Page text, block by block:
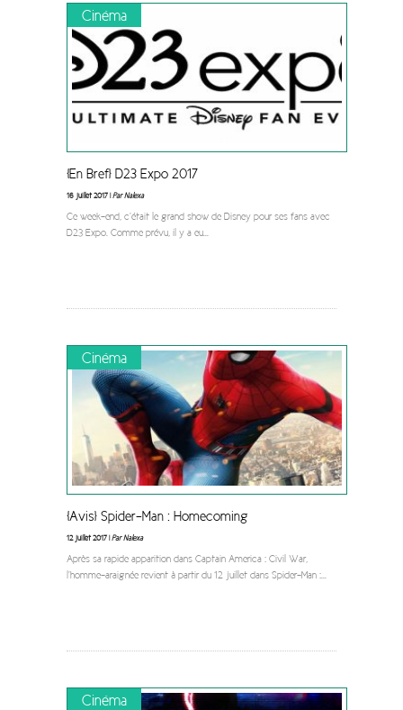
Cinéma
[En Bref] D23 Expo 2017
16 juillet 2017 |Par Nalexa
Ce week-end, c’était le grand show de Disney pour ses fans avec
D23 Expo. Comme prévu, il y a eu...
Cinéma
[Avis] Spider-Man : Homecoming
12 juillet 2017 |Par Nalexa
Après sa rapide apparition dans Captain America : Civil War,
l’homme-araignée revient à partir du 12 juillet dans Spider-Man :...
Cinéma